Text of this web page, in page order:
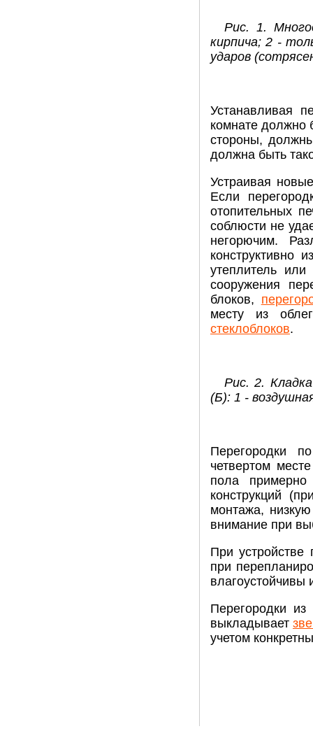
Рис. 1.
кирпича; 2 -
ударов
Устанавливая
комнате должно
стороны,
должна быть
Устраивая
Если
отопительных
соблюсти не
негорючим.
конструктивно
утеплитель
сооружения
блоков,
месту из
стеклоблоков.
Рис. 2.
(Б): 1 -
Перегородки
четвертом
пола
конструкций
монтажа,
внимание при
При устройстве
при
влагоустойчивы
Перегородки
выкладывает
учетом